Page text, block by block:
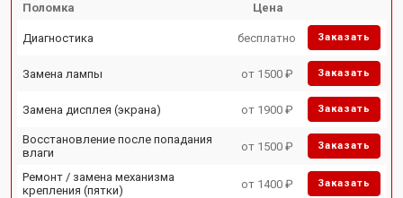
Поломка Цена
Диагностика бесплатно Заказать
Замена лампы от 1500 ₽ Заказать
Замена дисплея (экрана) от 1900 ₽ Заказать
Восстановление после попадания
влаги
от 1500 ₽ Заказать
Ремонт / замена механизма
крепления (пятки)
от 1400 ₽ Заказать